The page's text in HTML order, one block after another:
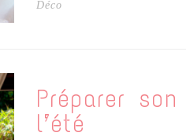
Déco
Préparer
l’été